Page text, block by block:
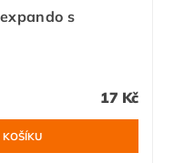
s
17 Kč